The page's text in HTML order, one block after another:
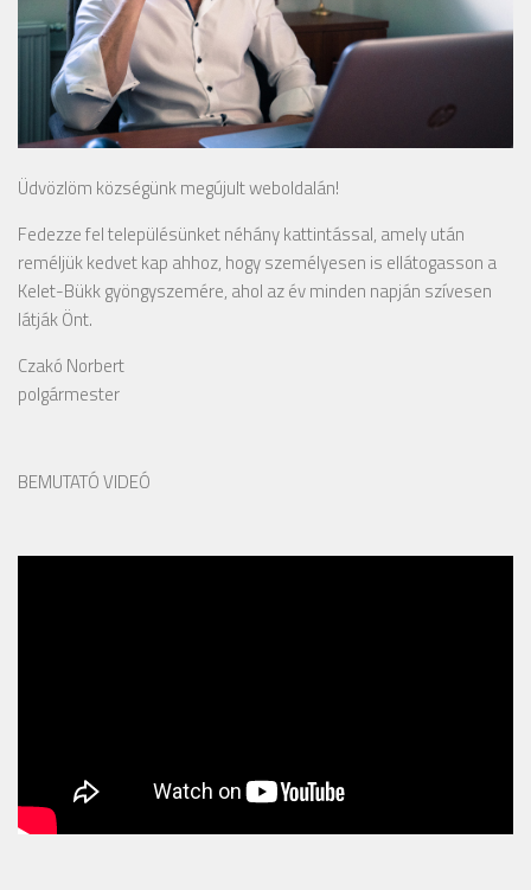
Üdvözlöm községünk megújult weboldalán!
Fedezze fel településünket néhány kattintással, amely után
reméljük kedvet kap ahhoz, hogy személyesen is ellátogasson a
Kelet-Bükk gyöngyszemére, ahol az év minden napján szívesen
látják Önt.
Czakó Norbert
polgármester
BEMUTATÓ VIDEÓ